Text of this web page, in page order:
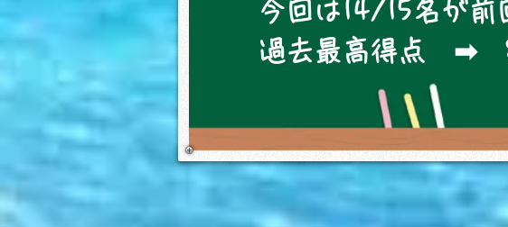
今回は14/15名が前
過去最高得点 ➡